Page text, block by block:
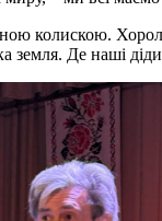
колискою.
земля. Де наші